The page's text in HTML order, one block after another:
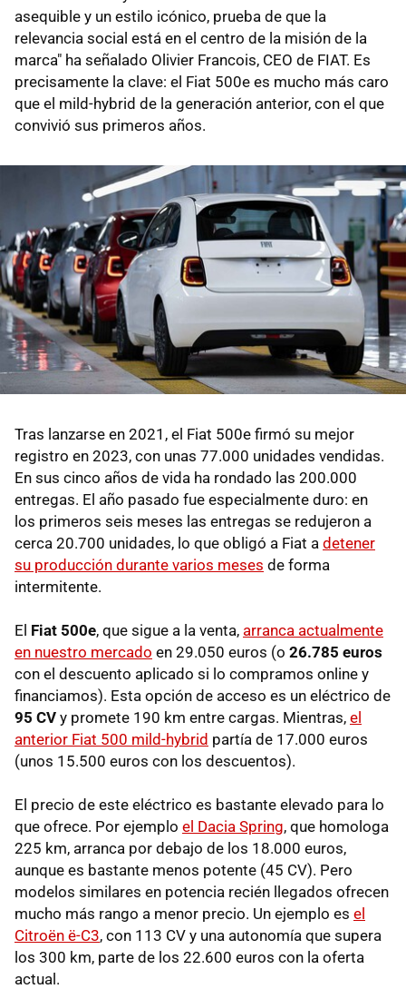
asequible y un estilo icónico, prueba de que la
relevancia social está en el centro de la misión de la
marca" ha señalado Olivier Francois, CEO de FIAT. Es
precisamente la clave: el Fiat 500e es mucho más caro
que el mild-hybrid de la generación anterior, con el que
convivió sus primeros años.
Tras lanzarse en 2021, el Fiat 500e firmó su mejor
registro en 2023, con unas 77.000 unidades vendidas.
En sus cinco años de vida ha rondado las 200.000
entregas. El año pasado fue especialmente duro: en
los primeros seis meses las entregas se redujeron a
cerca 20.700 unidades, lo que obligó a Fiat a detener
su producción durante varios meses de forma
intermitente.
El Fiat 500e, que sigue a la venta, arranca actualmente
en nuestro mercado en 29.050 euros (o 26.785 euros
con el descuento aplicado si lo compramos online y
financiamos). Esta opción de acceso es un eléctrico de
95 CV y promete 190 km entre cargas. Mientras, el
anterior Fiat 500 mild-hybrid partía de 17.000 euros
(unos 15.500 euros con los descuentos).
El precio de este eléctrico es bastante elevado para lo
que ofrece. Por ejemplo el Dacia Spring, que homologa
225 km, arranca por debajo de los 18.000 euros,
aunque es bastante menos potente (45 CV). Pero
modelos similares en potencia recién llegados ofrecen
mucho más rango a menor precio. Un ejemplo es el
Citroën ë-C3, con 113 CV y una autonomía que supera
los 300 km, parte de los 22.600 euros con la oferta
actual.